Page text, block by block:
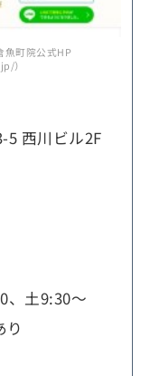
魚町院公式HP
）
5 西川ビル2F
、土9:30～
り